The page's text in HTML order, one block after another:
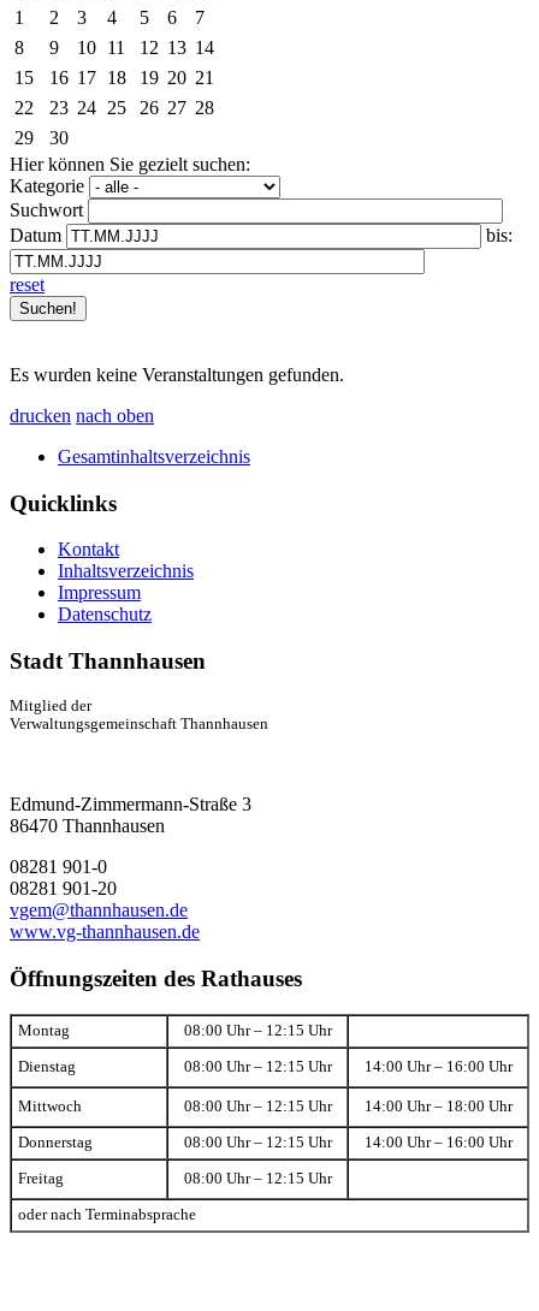
1
2 3 4 5 6
7
8
9 10 11 12 13 14
15
16 17 18 19 20 21
22
23 24 25 26 27 28
29
30
Hier können Sie gezielt suchen:
Kategorie
Suchwort
Datum
bis:
reset
Es wurden keine Veranstaltungen gefunden.
drucken nach oben
Gesamtinhaltsverzeichnis
Quicklinks
Kontakt
Inhaltsverzeichnis
Impressum
Datenschutz
Stadt Thannhausen
Mitglied der
Verwaltungsgemeinschaft Thannhausen
Edmund-Zimmermann-Straße 3
86470 Thannhausen
08281 901-0
08281 901-20
vgem@thannhausen.de
www.vg-thannhausen.de
Öffnungszeiten des Rathauses
Montag 08:00 Uhr – 12:15 Uhr
Dienstag 08:00 Uhr – 12:15 Uhr 14:00 Uhr – 16:00 Uhr
Mittwoch 08:00 Uhr – 12:15 Uhr 14:00 Uhr – 18:00 Uhr
Donnerstag 08:00 Uhr – 12:15 Uhr 14:00 Uhr – 16:00 Uhr
Freitag 08:00 Uhr – 12:15 Uhr
oder nach Terminabsprache